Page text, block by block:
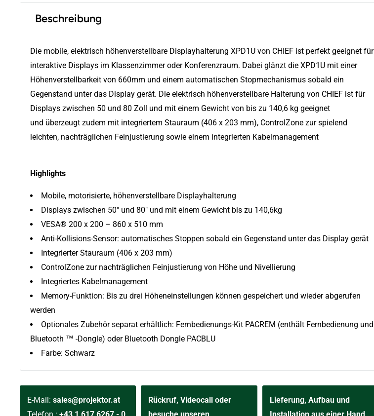
Beschreibung
Die mobile, elektrisch höhenverstellbare Displayhalterung XPD1U von CHIEF ist perfekt geeignet für
interaktive Displays im Klassenzimmer oder Konferenzraum. Dabei glänzt die XPD1U mit einer
Höhenverstellbarkeit von 660mm und einem automatischen Stopmechanismus sobald ein
Gegenstand unter das Display gerät. Die elektrisch höhenverstellbare Halterung von CHIEF ist für
Displays zwischen 50 und 80 Zoll und mit einem Gewicht von bis zu 140,6 kg geeignet
und überzeugt zudem mit integriertem Stauraum (406 x 203 mm), ControlZone zur spielend
leichten, nachträglichen Feinjustierung sowie einem integrierten Kabelmanagement
Highlights
Mobile, motorisierte, höhenverstellbare Displayhalterung
Displays zwischen 50" und 80" und mit einem Gewicht bis zu 140,6kg
VESA® 200 x 200 – 860 x 510 mm
Anti-Kollisions-Sensor: automatisches Stoppen sobald ein Gegenstand unter das Display gerät
Integrierter Stauraum (406 x 203 mm)
ControlZone zur nachträglichen Feinjustierung von Höhe und Nivellierung
Integriertes Kabelmanagement
Memory-Funktion: Bis zu drei Höheneinstellungen können gespeichert und wieder abgerufen
werden
Optionales Zubehör separat erhältlich: Fernbedienungs-Kit PACREM (enthält Fernbedienung und
Bluetooth ™ -Dongle) oder Bluetooth Dongle PACBLU
Farbe: Schwarz
E-Mail: sales@projektor.at
Rückruf, Videocall oder
Lieferung, Aufbau und